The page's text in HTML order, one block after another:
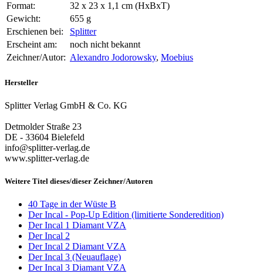
Format:
32 x 23 x 1,1 cm (HxBxT)
Gewicht:
655 g
Erschienen bei:
Splitter
Erscheint am:
noch nicht bekannt
Zeichner/Autor: Alexandro Jodorowsky, Moebius
Hersteller
Splitter Verlag GmbH & Co. KG
Detmolder Straße 23
DE - 33604 Bielefeld
info@splitter-verlag.de
www.splitter-verlag.de
Weitere Titel dieses/dieser Zeichner/Autoren
40 Tage in der Wüste B
Der Incal - Pop-Up Edition (limitierte Sonderedition)
Der Incal 1 Diamant VZA
Der Incal 2
Der Incal 2 Diamant VZA
Der Incal 3 (Neuauflage)
Der Incal 3 Diamant VZA